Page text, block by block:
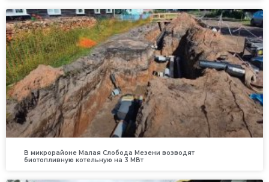
В микрорайоне Малая Слобода Мезени возводят
биотопливную котельную на 3 МВт